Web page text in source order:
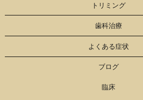
トリミング
歯科治療
よくある症状
ブログ
臨床